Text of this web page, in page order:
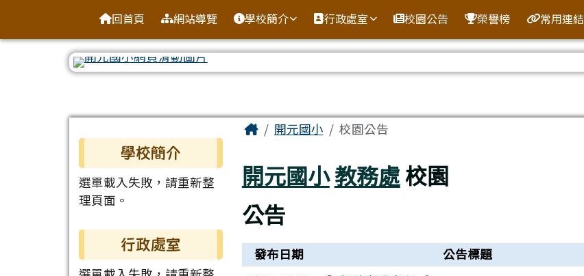
臺南市北區開元國民小學全球資訊網
回首頁 網站導覽 學校簡介 行政處室 校園公告 榮譽榜 常用連結
左邊區域內容
學校簡介
選單載入失敗，請重新整
理頁面。
行政處室
主內容區域
Home開元國小 校園公告
開元國小教務處校園
公告
新聞列表
發布日期 公告標題
頁尾區域